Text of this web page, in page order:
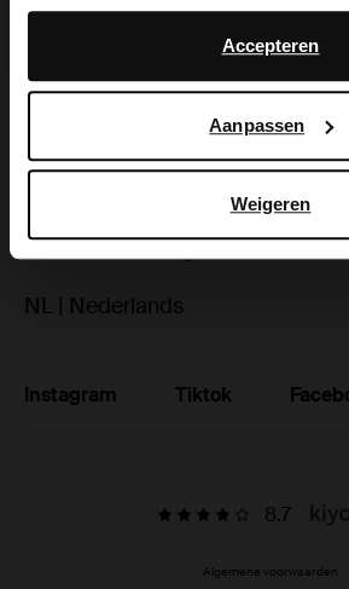
Daarnaast werken wij samen met
advertentie- en meetdoeleinden.
hoe Google uw persoonsgegevens
Accepteren
Aanpassen
Weigeren
Ruilen & retourneren
Studentenkorting
NL | Nederlands
Instagram Tiktok
8.7
Algemene voorwaarden
English